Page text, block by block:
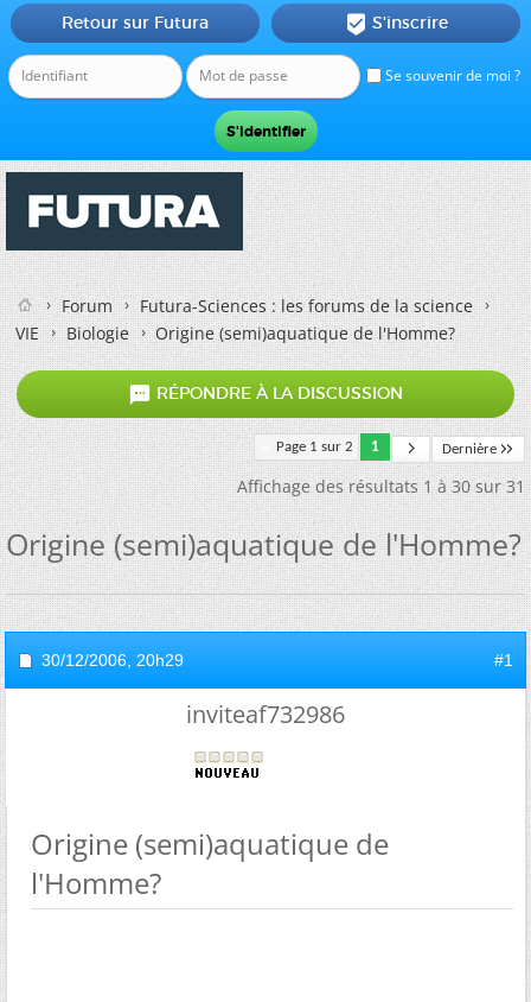
Se souvenir de moi ?
Retour sur Futura  S'inscrire
Forum
Futura-Sciences : les forums de la science
VIE
Biologie Origine (semi)aquatique de l'Homme?
 RÉPONDRE À LA DISCUSSION
Page 1 sur 2 1 Dernière
Affichage des résultats 1 à 30 sur 31
Origine (semi)aquatique de l'Homme?
30/12/2006, 20h29 #1
inviteaf732986
Origine (semi)aquatique de
l'Homme?